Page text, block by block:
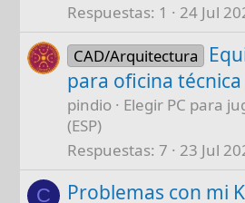
Respuestas 1 24 Jul
CAD/Arquitectura
para oficina técnica
pindio
Elegir PC para
(ESP)
Respuestas 7 23 Jul
C Problemas con mi